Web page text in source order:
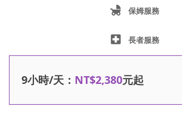
child_friendly 保姆服務
local_hospital 長者服務
9小時/天： NT$2,380元起